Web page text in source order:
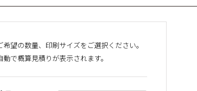
希望の数量、印刷サイズをご選択ください。
動で概算⾒積りが表⽰されます。